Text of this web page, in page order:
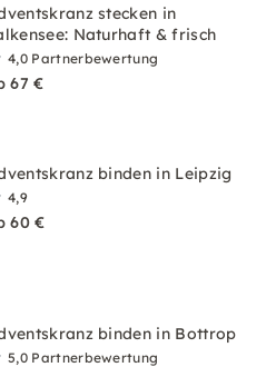
stecken in
Naturhaft & frisch
4,0 Partnerbewertung
67 €
binden in Leipzig
4,9
60 €
binden in Bottrop
5,0 Partnerbewertung